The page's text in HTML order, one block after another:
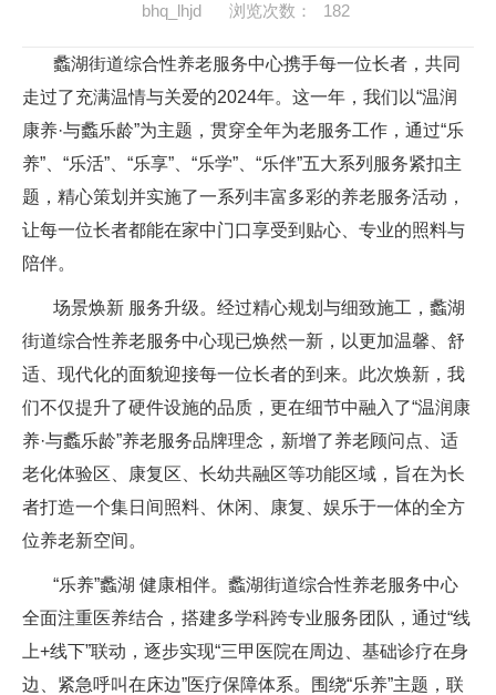
bhq_lhjd
浏览次数： 182
蠡湖街道综合性养老服务中心携手每一位长者，共同
走过了充满温情与关爱的2024年。这一年，我们以“温润
康养·与蠡乐龄”为主题，贯穿全年为老服务工作，通过“乐
养”、“乐活”、“乐享”、“乐学”、“乐伴”五大系列服务紧扣主
题，精心策划并实施了一系列丰富多彩的养老服务活动，
让每一位长者都能在家中门口享受到贴心、专业的照料与
陪伴。
场景焕新 服务升级。经过精心规划与细致施工，蠡湖
街道综合性养老服务中心现已焕然一新，以更加温馨、舒
适、现代化的面貌迎接每一位长者的到来。此次焕新，我
们不仅提升了硬件设施的品质，更在细节中融入了“温润康
养·与蠡乐龄”养老服务品牌理念，新增了养老顾问点、适
老化体验区、康复区、长幼共融区等功能区域，旨在为长
者打造一个集日间照料、休闲、康复、娱乐于一体的全方
位养老新空间。
“乐养”蠡湖 健康相伴。蠡湖街道综合性养老服务中心
全面注重医养结合，搭建多学科跨专业服务团队，通过“线
上+线下”联动，逐步实现“三甲医院在周边、基础诊疗在身
边、紧急呼叫在床边”医疗保障体系。围绕“乐养”主题，联